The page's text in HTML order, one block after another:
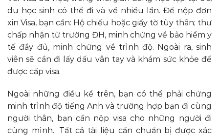
du học sinh có thể đi và về nhiều lần. Để nộp đơn
xin Visa, bạn cần: Hộ chiếu hoặc giấy tờ tùy thân; thư
chấp nhận từ trường ĐH, minh chứng về bảo hiểm y
tế đầy đủ, minh chứng về trình độ. Ngoài ra, sinh
viên sẽ cần đi lấy dấu vân tay và khám sức khỏe để
được cấp visa.
Ngoài những điều kể trên, bạn có thể phải chứng
minh trình độ tiếng Anh và trường hợp bạn đi cùng
người thân, bạn cần nộp visa cho những người đi
cùng mình.. Tất cả tài liệu cần chuẩn bị được xác